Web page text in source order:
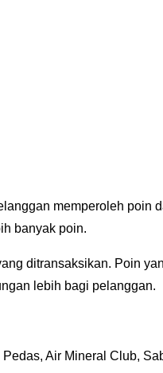
memperoleh poin
banyak poin.
ditransaksikan. Poin
lebih bagi pelanggan.
Air Mineral Club,